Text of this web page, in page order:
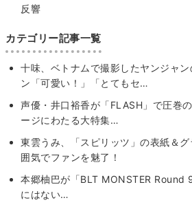
反響
カテゴリー記事一覧
十味、ベトナムで撮影したヤンジャ
ン「可愛い！」「とてもセ…
声優・井口裕香が「FLASH」で圧巻
ージにわたる大特集…
東雲うみ、「スピリッツ」の表紙＆
囲気でファンを魅了！
本郷柚巴が「BLT MONSTER Round
にはない…